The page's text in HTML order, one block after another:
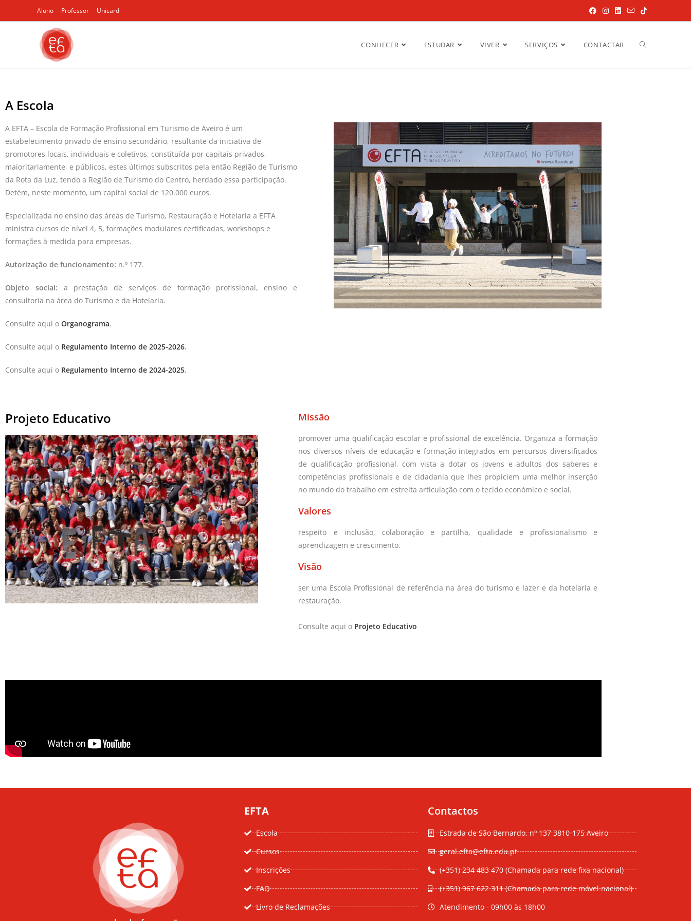
Aluno Professor Unicard
CONHECER ESTUDAR VIVER SERVIÇOS CONTACTAR
A Escola
A EFTA – Escola de Formação Profissional em Turismo de Aveiro é um
estabelecimento privado de ensino secundário, resultante da iniciativa de
promotores locais, individuais e coletivos, constituída por capitais privados,
maioritariamente, e públicos, estes últimos subscritos pela então Região de Turismo
da Rota da Luz, tendo a Região de Turismo do Centro, herdado essa participação.
Detém, neste momento, um capital social de 120.000 euros.
Especializada no ensino das áreas de Turismo, Restauração e Hotelaria a EFTA
ministra cursos de nível 4, 5, formações modulares certificadas, workshops e
formações à medida para empresas.
Autorização de funcionamento: n.º 177.
Objeto social: a prestação de serviços de formação profissional, ensino e
consultoria na área do Turismo e da Hotelaria.
Consulte aqui o Organograma.
Consulte aqui o Regulamento Interno de 2025-2026.
Consulte aqui o Regulamento Interno de 2024-2025.
Projeto Educativo Missão
promover uma qualificação escolar e profissional de excelência. Organiza a formação
nos diversos níveis de educação e formação integrados em percursos diversificados
de qualificação profissional, com vista a dotar os jovens e adultos dos saberes e
competências profissionais e de cidadania que lhes propiciem uma melhor inserção
no mundo do trabalho em estreita articulação com o tecido económico e social.
Valores
respeito e inclusão, colaboração e partilha, qualidade e profissionalismo e
aprendizagem e crescimento.
Visão
ser uma Escola Profissional de referência na área do turismo e lazer e da hotelaria e
restauração.
Consulte aqui o Projeto Educativo
EFTA
Escola
Cursos
Inscrições
FAQ
Livro de Reclamações
Contactos
Estrada de São Bernardo, nº 137 3810-175 Aveiro
geral.efta@efta.edu.pt
(+351) 234 483 470 (Chamada para rede fixa nacional)
(+351) 967 622 311 (Chamada para rede móvel nacional)
Atendimento - 09h00 às 18h00